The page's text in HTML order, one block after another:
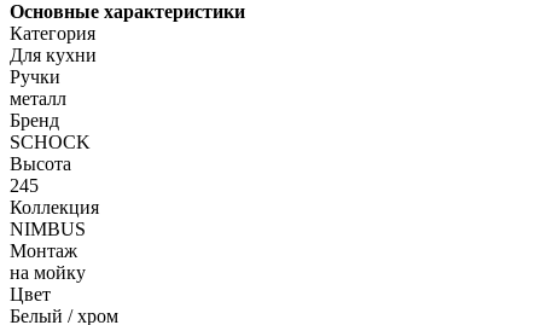
Основные характеристики
Категория
Для кухни
Ручки
металл
Бренд
SCHOCK
Высота
245
Коллекция
NIMBUS
Монтаж
на мойку
Цвет
Белый / хром